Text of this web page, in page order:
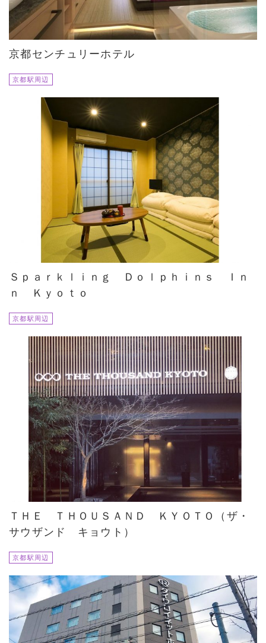
京都センチュリーホテル
京都駅周辺
Ｓｐａｒｋｌｉｎｇ Ｄｏｌｐｈｉｎｓ Ｉｎ
ｎ Ｋｙｏｔｏ
京都駅周辺
ＴＨＥ ＴＨＯＵＳＡＮＤ ＫＹＯＴＯ（ザ・
サウザンド キョウト）
京都駅周辺